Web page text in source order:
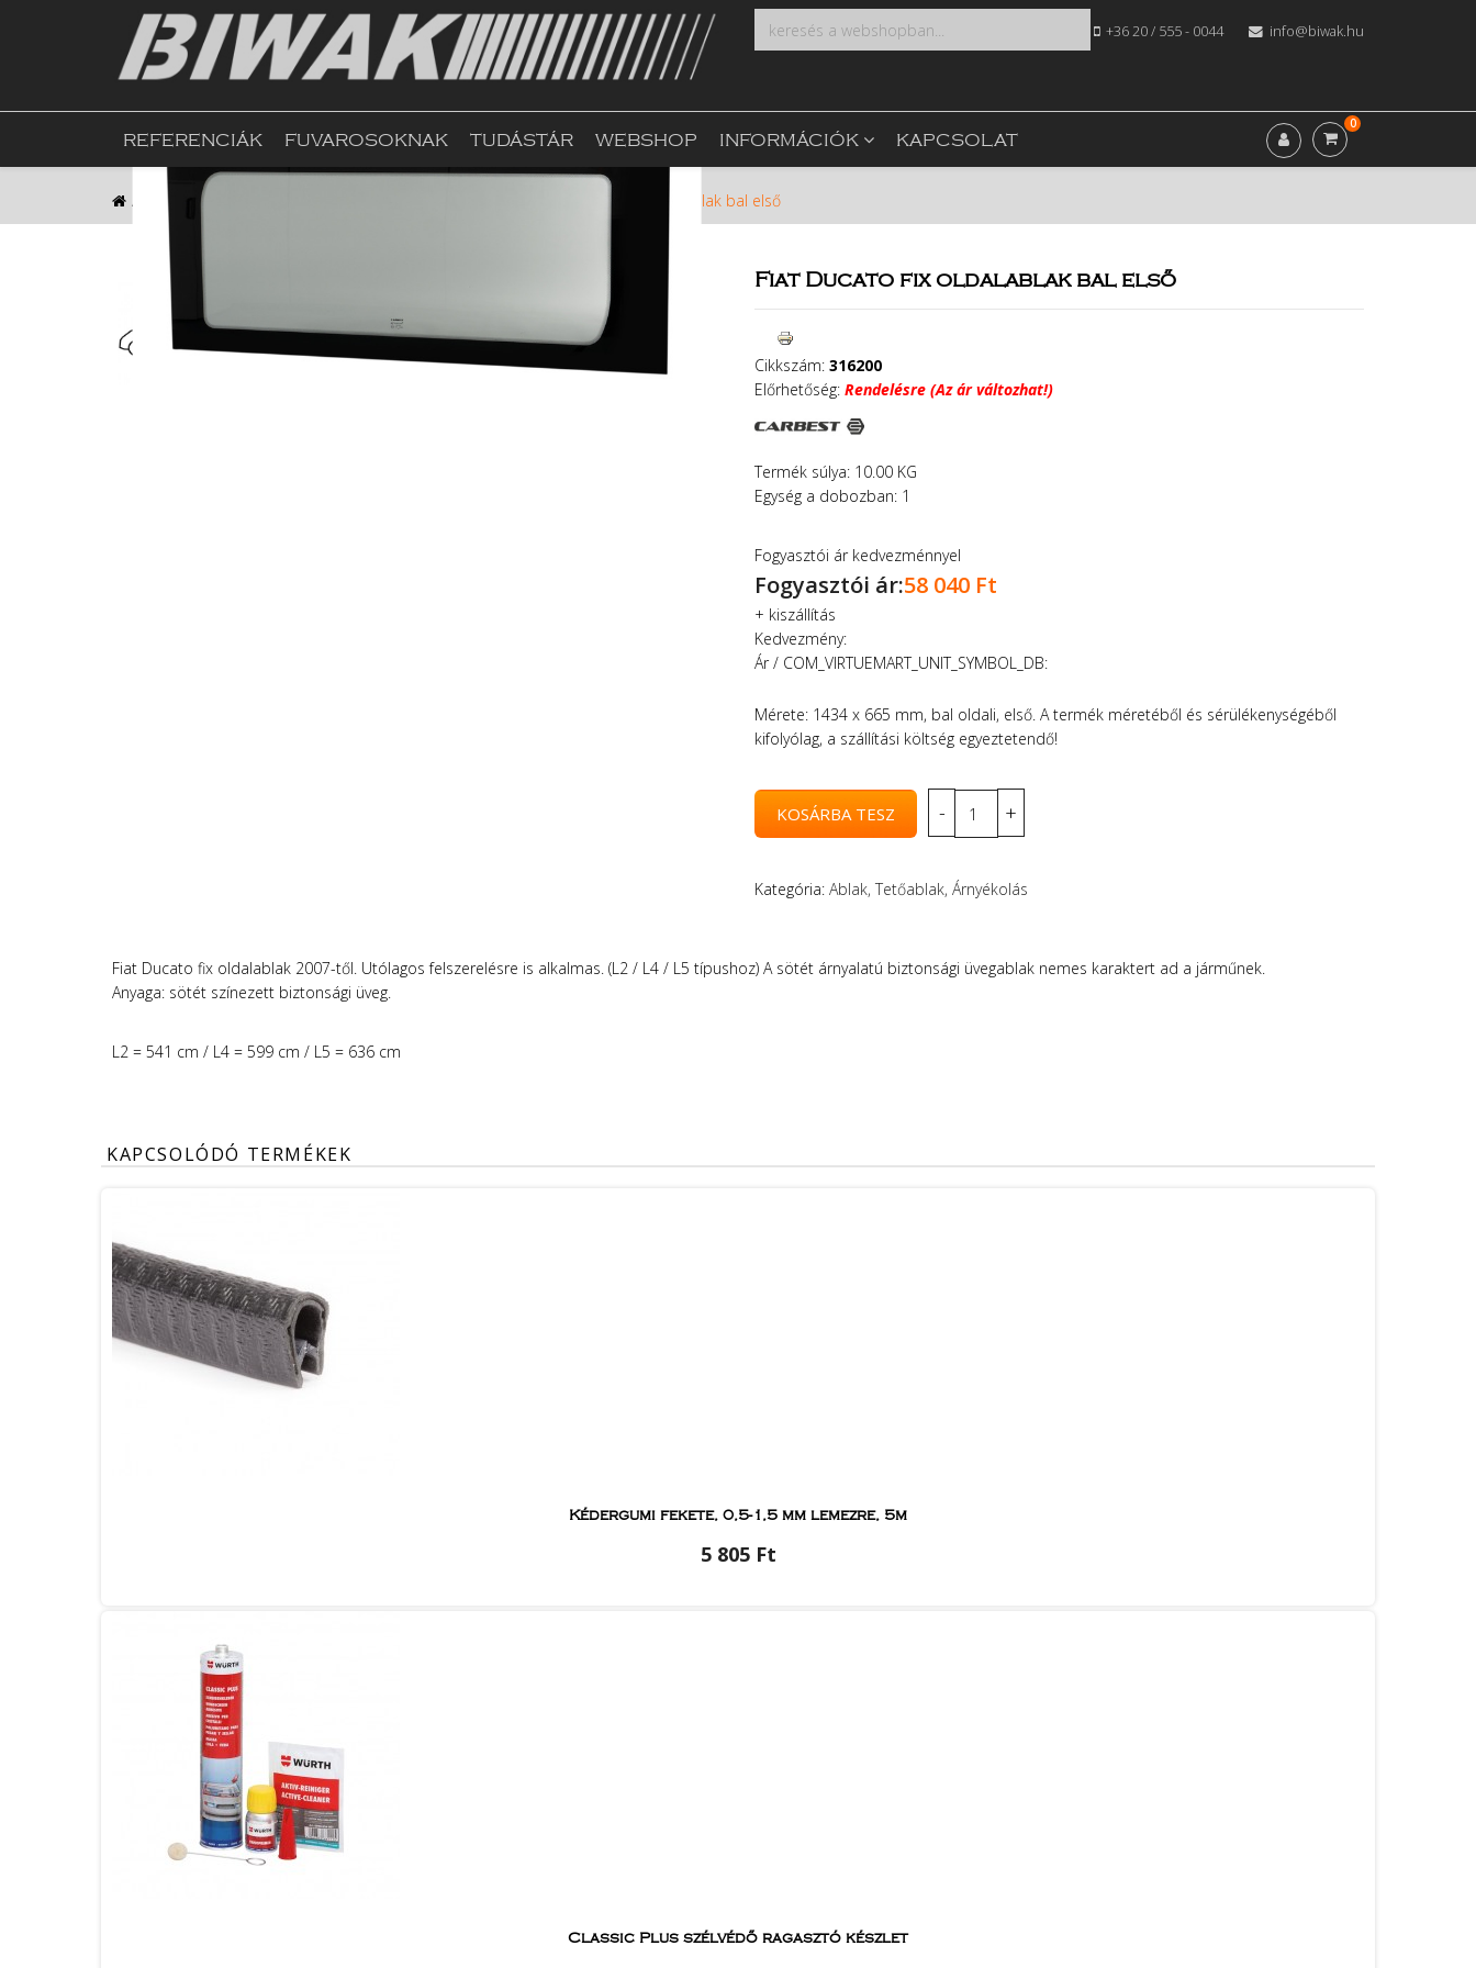
+36 20 / 555 - 0044 info@biwak.hu
0
REFERENCIÁK FUVAROSOKNAK TUDÁSTÁR WEBSHOP INFORMÁCIÓK KAPCSOLAT
Kezdőlap Fiat Ducato fix oldalablak bal első
Fiat Ducato fix oldalablak bal első
Cikkszám: 316200
Előrhetőség: Rendelésre (Az ár változhat!)
Termék súlya: 10.00 KG
Egység a dobozban: 1
Fogyasztói ár kedvezménnyel
Fogyasztói ár:58 040 Ft
+ kiszállítás
Kedvezmény:
Ár / COM_VIRTUEMART_UNIT_SYMBOL_DB:
Mérete: 1434 x 665 mm, bal oldali, első. A termék méretéből és sérülékenységéből
kifolyólag, a szállítási költség egyeztetendő!
Kategória: Ablak, Tetőablak, Árnyékolás
Fiat Ducato fix oldalablak 2007-től. Utólagos felszerelésre is alkalmas. (L2 / L4 / L5 típushoz) A sötét árnyalatú biztonsági üvegablak nemes karaktert ad a járműnek.
Anyaga: sötét színezett biztonsági üveg.
L2 = 541 cm / L4 = 599 cm / L5 = 636 cm
KAPCSOLÓDÓ TERMÉKEK
Kédergumi fekete, 0,5-1,5 mm lemezre, 5m
5 805 Ft
Classic Plus szélvédő ragasztó készlet